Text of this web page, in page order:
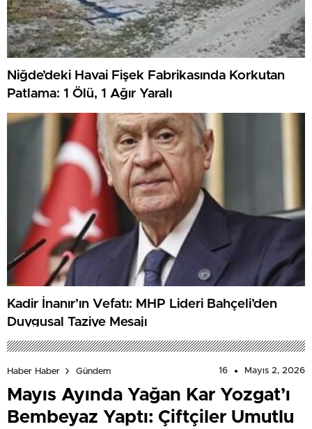
Niğde’deki Havai Fişek Fabrikasında Korkutan
Patlama: 1 Ölü, 1 Ağır Yaralı
Kadir İnanır’ın Vefatı: MHP Lideri Bahçeli’den
Duygusal Taziye Mesajı
Haber Haber Gündem 16 Mayıs 2, 2026
Mayıs Ayında Yağan Kar Yozgat’ı
Bembeyaz Yaptı: Çiftçiler Umutlu